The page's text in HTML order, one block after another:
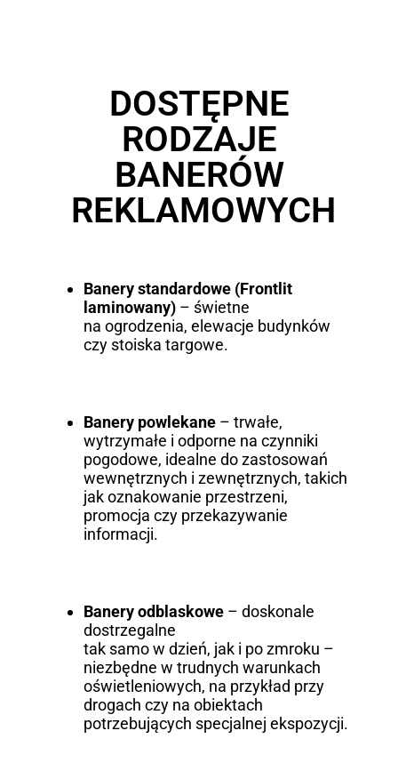
DOSTĘPNE
RODZAJE
BANERÓW
REKLAMOWYCH
Banery standardowe (Frontlit
laminowany)– świetne
na ogrodzenia, elewacje budynków
czy stoiska targowe.
Banery powlekane– trwałe,
wytrzymałe i odporne na czynniki
pogodowe, idealne do zastosowań
wewnętrznych i zewnętrznych, takich
jak oznakowanie przestrzeni,
promocja czy przekazywanie
informacji.
Banery odblaskowe– doskonale
dostrzegalne
tak samo w dzień, jak i po zmroku –
niezbędne w trudnych warunkach
oświetleniowych, na przykład przy
drogach czy na obiektach
potrzebujących specjalnej ekspozycji.